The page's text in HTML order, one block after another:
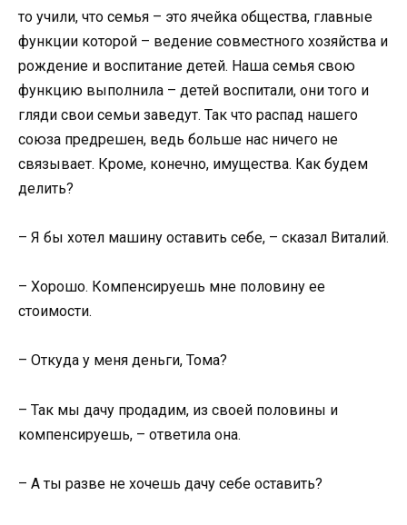
то учили, что семья – это ячейка общества, главные
функции которой – ведение совместного хозяйства и
рождение и воспитание детей. Наша семья свою
функцию выполнила – детей воспитали, они того и
гляди свои семьи заведут. Так что распад нашего
союза предрешен, ведь больше нас ничего не
связывает. Кроме, конечно, имущества. Как будем
делить?
– Я бы хотел машину оставить себе, – сказал Виталий.
– Хорошо. Компенсируешь мне половину ее
стоимости.
– Откуда у меня деньги, Тома?
– Так мы дачу продадим, из своей половины и
компенсируешь, – ответила она.
– А ты разве не хочешь дачу себе оставить?